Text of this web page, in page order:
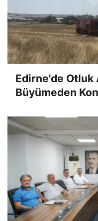
Edirne'de Otluk
Büyümeden